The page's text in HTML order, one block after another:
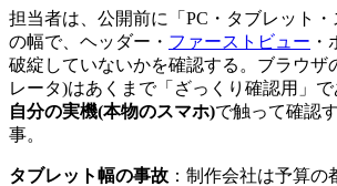
担当者は、公開前に「PC・タブレット
の幅で、ヘッダー・ ファーストビュー
破綻していないかを確認する。ブラウザ
レータ)はあくまで「ざっくり確認用」
自分の実機(本物のスマホ)で触って確認
事。
タブレット幅の事故 ：制作会社は予算の